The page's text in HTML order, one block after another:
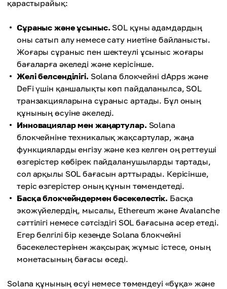
қарастырайық:
Сұраныс және ұсыныс. SOL құны адамдардың
оны сатып алу немесе сату ниетіне байланысты.
Жоғары сұраныс пен шектеулі ұсыныс жоғары
бағаларға әкеледі және керісінше.
Желі белсенділігі. Solana блокчейні dApps және
DeFi үшін қаншалықты көп пайдаланылса, SOL
транзакцияларына сұраныс артады. Бұл оның
құнының өсуіне әкеледі.
Инновациялар мен жаңартулар. Solana
блокчейніне техникалық жақсартулар, жаңа
функцияларды енгізу және кез келген оң реттеуші
өзгерістер көбірек пайдаланушыларды тартады,
сол арқылы SOL бағасын арттырады. Керісінше,
теріс өзгерістер оның құнын төмендетеді.
Басқа блокчейндермен бәсекелестік. Басқа
экожүйелердің, мысалы, Ethereum және Avalanche
сәттілігі немесе сәтсіздігі SOL бағасына әсер етеді.
Егер белгілі бір кезеңде Solana блокчейні
бәсекелестерінен жақсырақ жұмыс істесе, оның
монетасының бағасы өседі.
Solana құнының өсуі немесе төмендеуі «бұқа» және